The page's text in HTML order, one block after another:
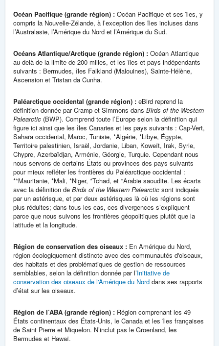
Océan Pacifique (grande région) : Océan Pacifique et ses îles, y
compris la Nouvelle-Zélande, à l’exception des îles incluses dans
l’Australasie, l’Amérique du Nord et l’Amérique du Sud.
Océans Atlantique/Arctique (grande région) : Océan Atlantique
au-delà de la limite de 200 milles, et les îles et pays indépendants
suivants : Bermudes, îles Falkland (Malouines), Sainte-Hélène,
Ascension et Tristan da Cunha.
Paléarctique occidental (grande région) : eBird reprend la
définition donnée par Cramp et Simmons dans Birds of the Western
Palearctic (BWP). Comprend toute l’Europe selon la définition qui
figure ici ainsi que les îles Canaries et les pays suivants : Cap-Vert,
Sahara occidental, Maroc, Tunisie, *Algérie, *Libye, Égypte,
Territoire palestinien, Israël, Jordanie, Liban, Koweït, Irak, Syrie,
Chypre, Azerbaïdjan, Arménie, Géorgie, Turquie. Cependant nous
nous servons de certains États ou provinces des pays suivants
pour mieux refléter les frontières du Paléarctique occidental :
**Mauritanie, *Mali, *Niger, *Tchad, et *Arabie saoudite. Les écarts
avec la définition de Birds of the Western Palearctic sont indiqués
par un astérisque, et par deux astérisques là où les régions sont
plus réduites; dans tous les cas, ces divergences s’expliquent
parce que nous suivons les frontières géopolitiques plutôt que la
latitude et la longitude.
Région de conservation des oiseaux : En Amérique du Nord,
région écologiquement distincte avec des communautés d'oiseaux,
des habitats et des problématiques de gestion de ressources
semblables, selon la définition donnée par l’Initiative de
conservation des oiseaux de l'Amérique du Nord dans ses rapports
d’état sur les oiseaux.
Région de l’ABA (grande région) : Région comprenant les 49
États continentaux des États-Unis, le Canada et les îles françaises
de Saint Pierre et Miquelon. N’inclut pas le Groenland, les
Bermudes et Hawaï.